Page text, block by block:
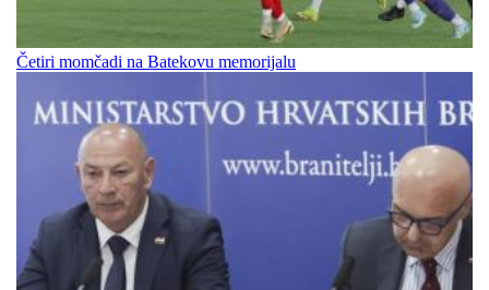
Četiri momčadi na Batekovu memorijalu